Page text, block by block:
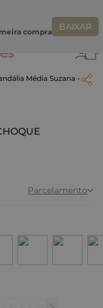
compra BAIXAR
do seu vendedor*
Média Suzana -
Parcelamento